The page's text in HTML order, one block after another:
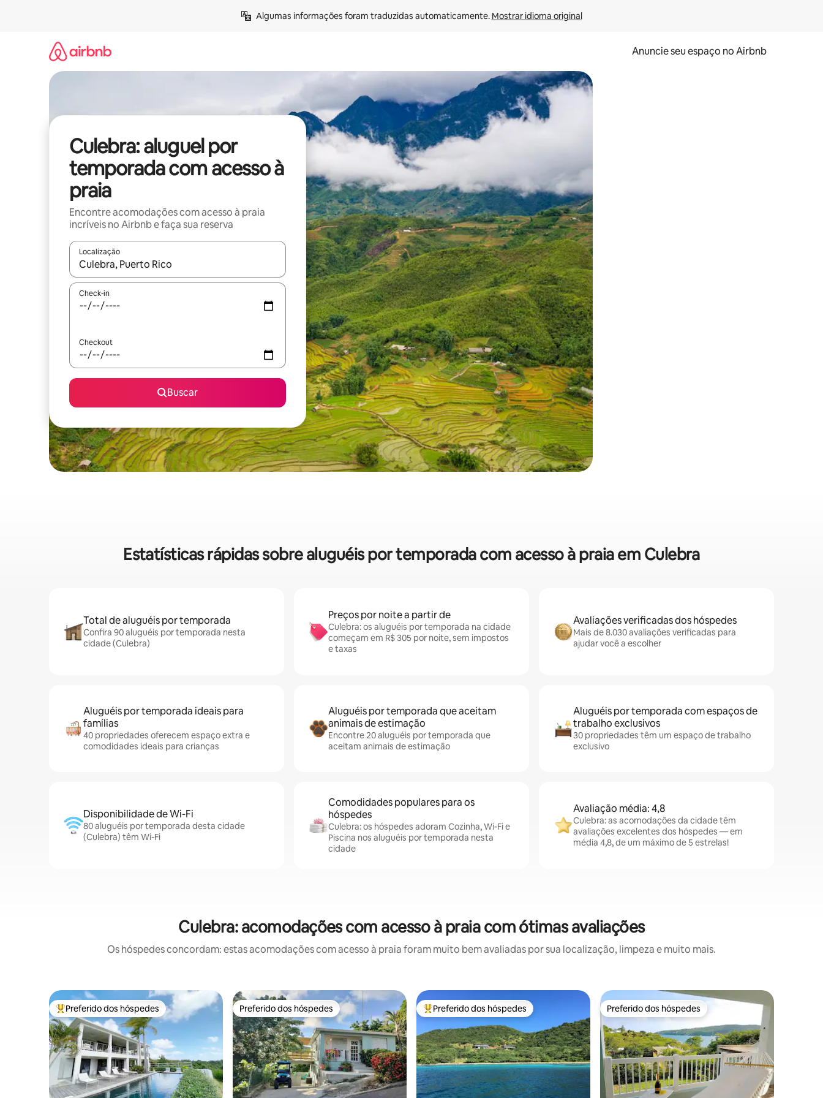
Algumas informações foram traduzidas automaticamente. Mostrar idioma original
Anuncie seu espaço no Airbnb
Culebra: aluguel por
temporada com acesso à
praia
Encontre acomodações com acesso à praia
incríveis no Airbnb e faça sua reserva
Localização
Quando os resultados estiverem disponíveis, explore-os usando as seta para cima e para baixo do teclado ou tocando e deslizando o dedo na tela.
Check-in
Checkout
Buscar
Estatísticas rápidas sobre aluguéis por temporada com acesso à praia em Culebra
Total de aluguéis por temporada
Confira 90 aluguéis por temporada nesta
cidade (Culebra)
Preços por noite a partir de
Culebra: os aluguéis por temporada na cidade
começam em R$ 305 por noite, sem impostos
e taxas
Avaliações verificadas dos hóspedes
Mais de 8.030 avaliações verificadas para
ajudar você a escolher
Aluguéis por temporada ideais para
famílias
40 propriedades oferecem espaço extra e
comodidades ideais para crianças
Aluguéis por temporada que aceitam
animais de estimação
Encontre 20 aluguéis por temporada que
aceitam animais de estimação
Aluguéis por temporada com espaços de
trabalho exclusivos
30 propriedades têm um espaço de trabalho
exclusivo
Disponibilidade de Wi-Fi
80 aluguéis por temporada desta cidade
(Culebra) têm Wi-Fi
Comodidades populares para os
hóspedes
Culebra: os hóspedes adoram Cozinha, Wi-Fi e
Piscina nos aluguéis por temporada nesta
cidade
Avaliação média: 4,8
Culebra: as acomodações da cidade têm
avaliações excelentes dos hóspedes — em
média 4,8, de um máximo de 5 estrelas!
Culebra: acomodações com acesso à praia com ótimas avaliações
Os hóspedes concordam: estas acomodações com acesso à praia foram muito bem avaliadas por sua localização, limpeza e muito mais.
Entre os melhores preferidos dos hóspedes
Preferido dos hóspedes Preferido dos hóspedes
Preferido dos hóspedes Entre os melhores preferidos dos hóspedes
Preferido dos hóspedes Preferido dos hóspedes
Preferido dos hóspedes